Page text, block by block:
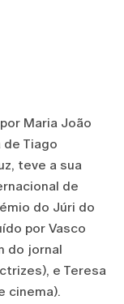
Maria João
Tiago
teve a sua
de
do Júri do
por Vasco
do jornal
e Teresa
cinema).